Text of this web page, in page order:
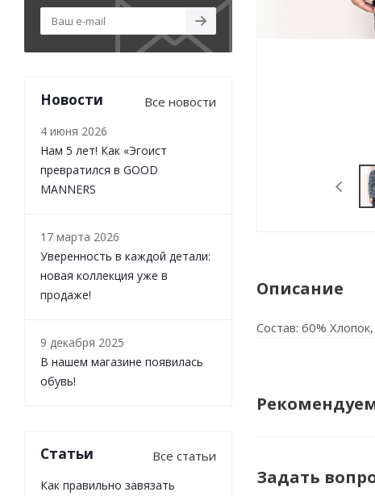
Описание
Состав: 60%
Задать
Новости Все новости
4 июня 2026
Нам 5 лет! Как «Эгоист
превратился в GOOD
MANNERS
17 марта 2026
Уверенность в каждой детали:
новая коллекция уже в
продаже!
9 декабря 2025
В нашем магазине появилась
обувь!
Статьи Все статьи
Как правильно завязать